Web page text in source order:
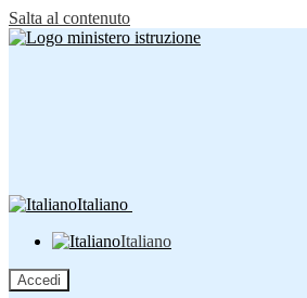
Salta al contenuto
Italiano
Italiano
Accedi